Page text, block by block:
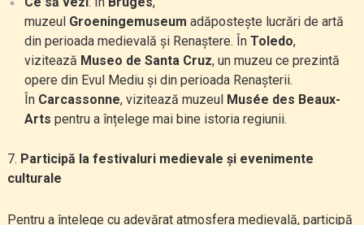
muzeul Groeningemuseum adăpostește lucrări de artă
din perioada medievală și Renaștere. În Toledo,
vizitează Museo de Santa Cruz, un muzeu ce prezintă
opere din Evul Mediu și din perioada Renașterii.
În Carcassonne, vizitează muzeul Musée des Beaux-
Arts pentru a înțelege mai bine istoria regiunii.
Participă la festivaluri medievale și evenimente
culturale
Pentru a înțelege cu adevărat atmosfera medievală, participă